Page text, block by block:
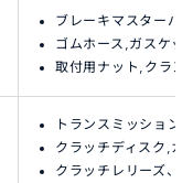
ブレーキマスターバ
ゴムホース,ガスケッ
取付用ナット,クラン
トランスミッション
クラッチディスク,カ
クラッチレリーズ、